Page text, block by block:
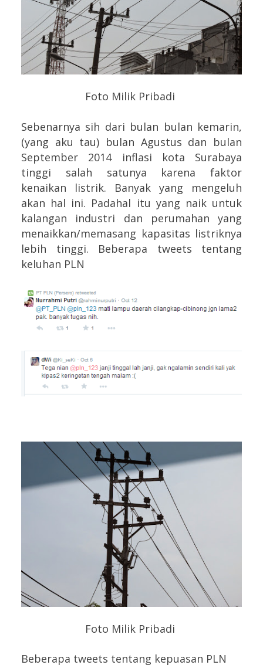
Foto Milik Pribadi
Sebenarnya sih dari bulan bulan kemarin,
(yang aku tau) bulan Agustus dan bulan
September 2014 inflasi kota Surabaya
tinggi salah satunya karena faktor
kenaikan listrik. Banyak yang mengeluh
akan hal ini. Padahal itu yang naik untuk
kalangan industri dan perumahan yang
menaikkan/memasang kapasitas listriknya
lebih tinggi. Beberapa tweets tentang
keluhan PLN
Foto Milik Pribadi
Beberapa tweets tentang kepuasan PLN